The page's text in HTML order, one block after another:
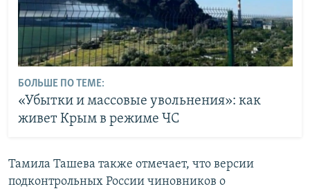
БОЛЬШЕ ПО ТЕМЕ:
«Убытки и массовые увольнения»: как
живет Крым в режиме ЧС
Тамила Ташева также отмечает, что версии
подконтрольных России чиновников о